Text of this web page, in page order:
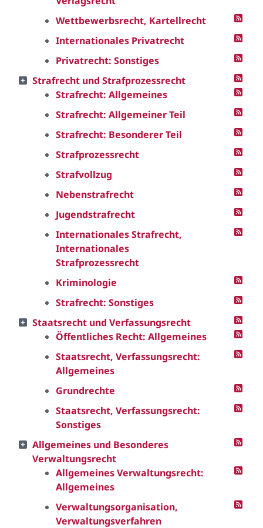
Wettbewerbsrecht, Kartellrecht
Internationales Privatrecht
Privatrecht: Sonstiges
Strafrecht und Strafprozessrecht
Strafrecht: Allgemeines
Strafrecht: Allgemeiner Teil
Strafrecht: Besonderer Teil
Strafprozessrecht
Strafvollzug
Nebenstrafrecht
Jugendstrafrecht
Internationales Strafrecht,
Internationales
Strafprozessrecht
Kriminologie
Strafrecht: Sonstiges
Staatsrecht und Verfassungsrecht
Öffentliches Recht: Allgemeines
Staatsrecht, Verfassungsrecht:
Allgemeines
Grundrechte
Staatsrecht, Verfassungsrecht:
Sonstiges
Allgemeines und Besonderes
Verwaltungsrecht
Allgemeines Verwaltungsrecht:
Allgemeines
Verwaltungsorganisation,
Verwaltungsverfahren